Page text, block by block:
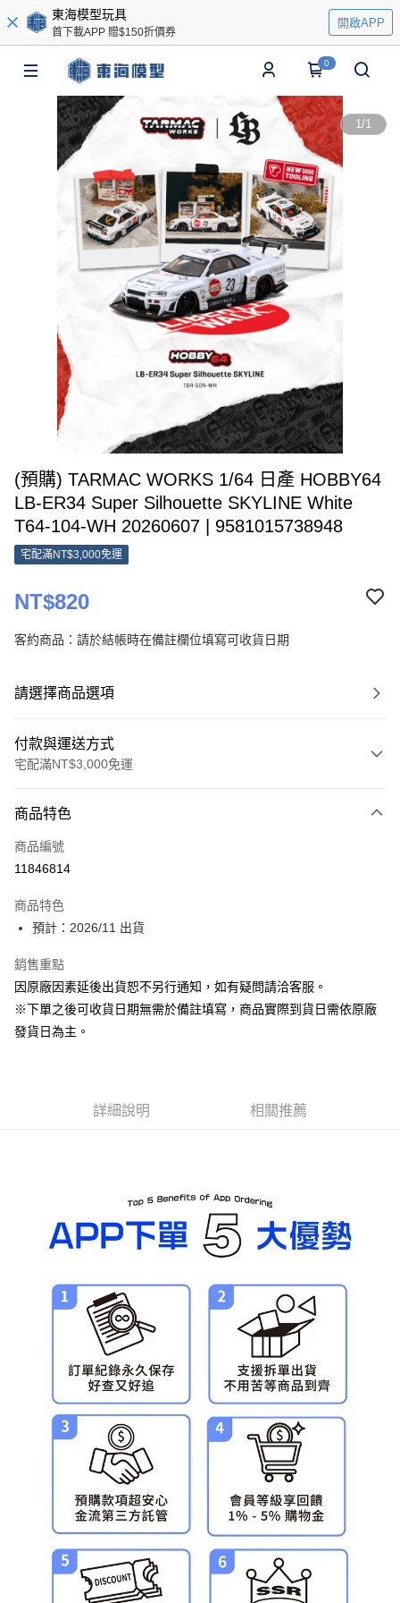
東海模型玩具
首下載APP 贈$150折價券
開啟APP
0
1/1
(預購) TARMAC WORKS 1/64 日產 HOBBY64
LB-ER34 Super Silhouette SKYLINE White
T64-104-WH 20260607 | 9581015738948
宅配滿NT$3,000免運
NT$820
客約商品：請於結帳時在備註欄位填寫可收貨日期
請選擇商品選項
付款與運送方式
宅配滿NT$3,000免運
信用卡一次付款
Apple Pay
運送方式
預購-宅配(舊)
每筆NT$120，滿NT$3,000(含以上)免運費
商品特色
商品編號
11846814
商品特色
預計：2026/11 出貨
銷售重點
因原廠因素延後出貨恕不另行通知，如有疑問請洽客服。
※下單之後可收貨日期無需於備註填寫，商品實際到貨日需依原廠
發貨日為主。
詳細說明 相關推薦